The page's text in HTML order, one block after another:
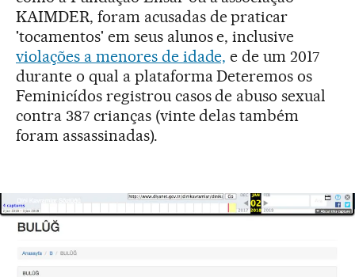
KAIMDER, foram acusadas de praticar
'tocamentos' em seus alunos e, inclusive
violações a menores de idade, e de um 2017
durante o qual a plataforma Deteremos os
Feminicídos registrou casos de abuso sexual
contra 387 crianças (vinte delas também
foram assassinadas).